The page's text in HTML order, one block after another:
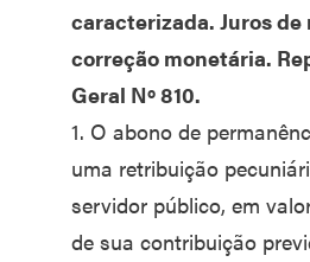
caracterizada. Juros de
correção monetária.
Geral Nº 810.
1. O abono de
uma retribuição
servidor público, em
de sua contribuição